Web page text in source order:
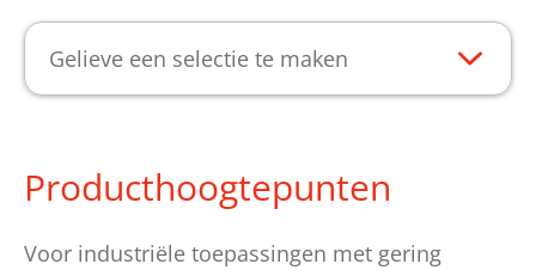
Gelieve een selectie te maken
Producthoogtepunten
Voor industriële toepassingen met gering